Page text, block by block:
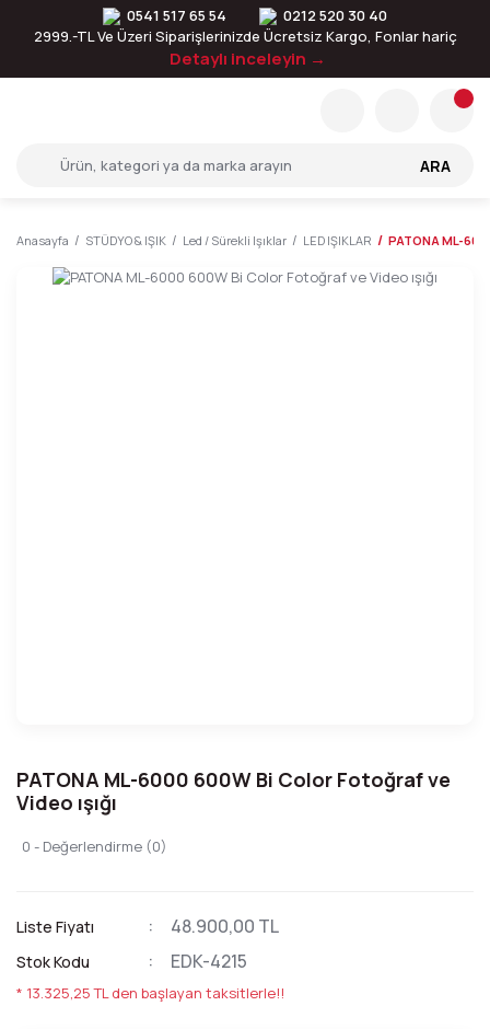
0541 517 65 54
0212 520 30 40
2999.-TL Ve Üzeri Siparişlerinizde Ücretsiz Kargo, Fonlar hariç
Detaylı inceleyin →
ARA
Anasayfa STÜDYO & IŞIK Led / Sürekli Işıklar LED IŞIKLAR PATONA ML-
PATONA ML-6000 600W Bi Color Fotoğraf ve
Video ışığı
0 - Değerlendirme (0)
Liste Fiyatı 48.900,00 TL
Stok Kodu EDK-4215
* 13.325,25 TL den başlayan taksitlerle!!